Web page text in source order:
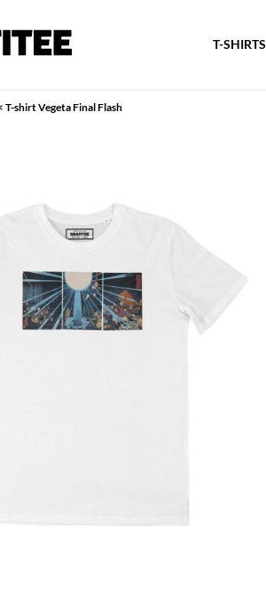
T-SHIRTS
T-shirt Vegeta Final Flash